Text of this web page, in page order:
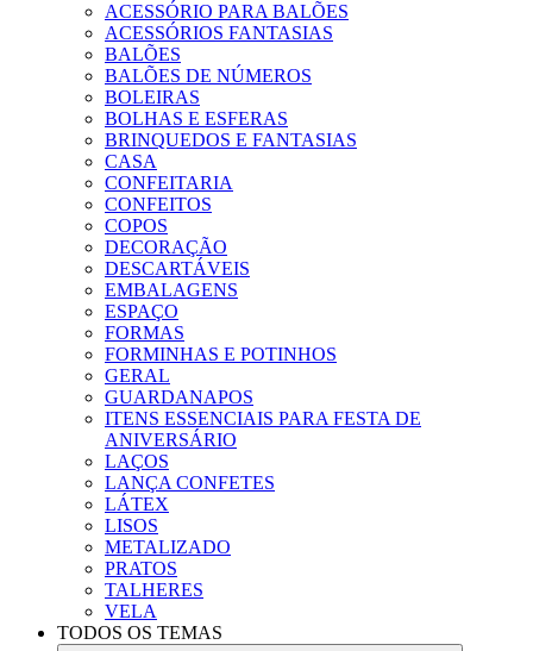
ACESSÓRIO PARA BALÕES
ACESSÓRIOS FANTASIAS
BALÕES
BALÕES DE NÚMEROS
BOLEIRAS
BOLHAS E ESFERAS
BRINQUEDOS E FANTASIAS
CASA
CONFEITARIA
CONFEITOS
COPOS
DECORAÇÃO
DESCARTÁVEIS
EMBALAGENS
ESPAÇO
FORMAS
FORMINHAS E POTINHOS
GERAL
GUARDANAPOS
ITENS ESSENCIAIS PARA FESTA DE
ANIVERSÁRIO
LAÇOS
LANÇA CONFETES
LÁTEX
LISOS
METALIZADO
PRATOS
TALHERES
VELA
TODOS OS TEMAS